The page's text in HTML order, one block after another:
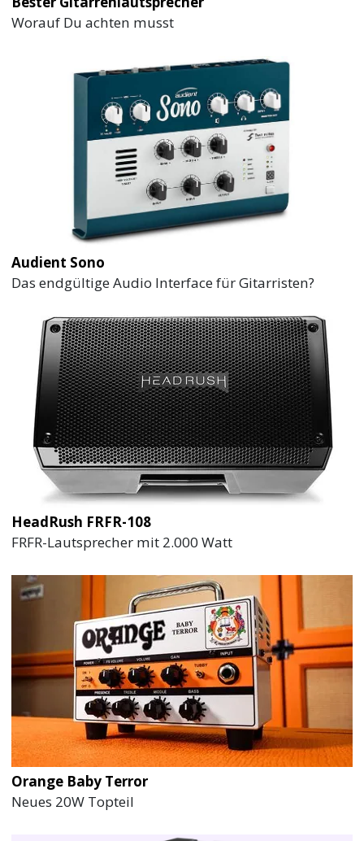
Worauf Du achten musst
Audient Sono
Das endgültige Audio Interface für Gitarristen?
HeadRush FRFR-108
FRFR-Lautsprecher mit 2.000 Watt
Orange Baby Terror
Neues 20W Topteil